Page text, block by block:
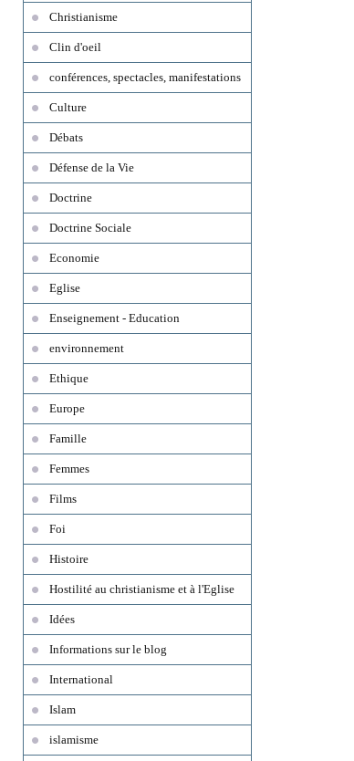
Christianisme
Clin d'oeil
conférences, spectacles, manifestations
Culture
Débats
Défense de la Vie
Doctrine
Doctrine Sociale
Economie
Eglise
Enseignement - Education
environnement
Ethique
Europe
Famille
Femmes
Films
Foi
Histoire
Hostilité au christianisme et à l'Eglise
Idées
Informations sur le blog
International
Islam
islamisme